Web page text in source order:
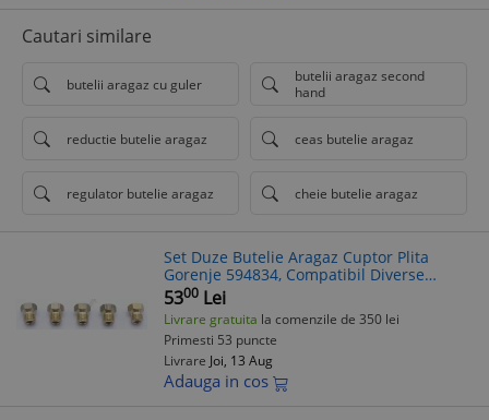
Cautari similare
butelii aragaz cu guler
butelii aragaz second
hand
reductie butelie aragaz ceas butelie aragaz
regulator butelie aragaz cheie butelie aragaz
Set Duze Butelie Aragaz Cuptor Plita
Gorenje 594834, Compatibil Diverse
Modele
5300 Lei
Livrare gratuita la comenzile de 350 lei
Primesti 53 puncte
Livrare Joi, 13 Aug
Adauga in cos